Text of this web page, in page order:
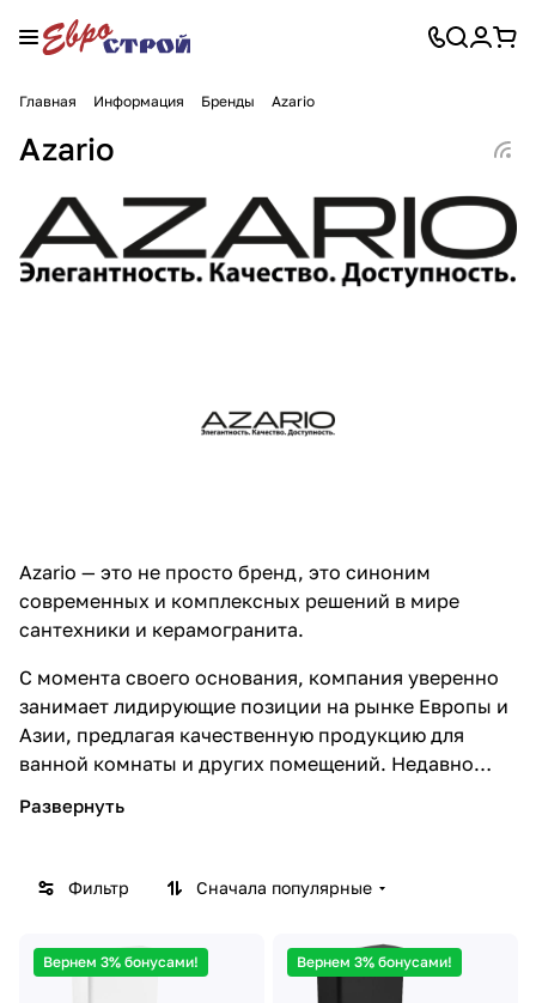
Главная Информация Бренды Azario
Azario
Azario — это не просто бренд, это синоним
современных и комплексных решений в мире
сантехники и керамогранита.
С момента своего основания, компания уверенно
занимает лидирующие позиции на рынке Европы и
Азии, предлагая качественную продукцию для
ванной комнаты и других помещений. Недавно
практически весь перечень продукции компании
завоевали популярность благодаря своему
качеству и дизайну. С тех пор компания неустанно
Фильтр Сначала популярные
Вернем 3% бонусами! Вернем 3% бонусами!